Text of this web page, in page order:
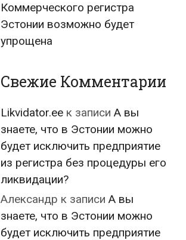
Коммерческого регистра
Эстонии возможно будет
упрощена
Свежие Комментарии
Likvidator.ee к записи А вы
знаете, что в Эстонии можно
будет исключить предприятие
из регистра без процедуры его
ликвидации?
Александр к записи А вы
знаете, что в Эстонии можно
будет исключить предприятие